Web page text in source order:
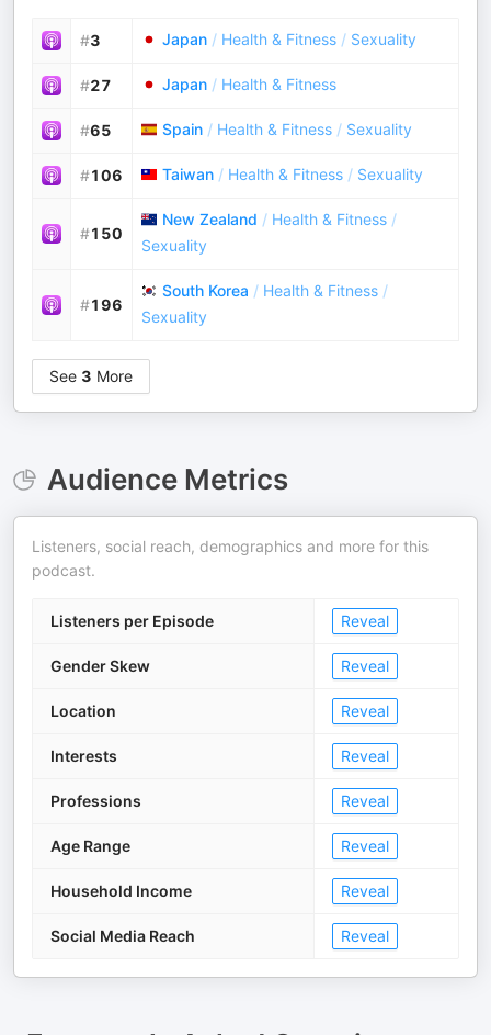
#3 Japan / Health & Fitness / Sexuality
#27 Japan / Health & Fitness
#65 Spain / Health & Fitness / Sexuality
#106 Taiwan / Health & Fitness / Sexuality
#150
New Zealand / Health & Fitness /
Sexuality
#196
South Korea / Health & Fitness /
Sexuality
See 3 More
Audience Metrics
Listeners, social reach, demographics and more for this
podcast.
Listeners per Episode Reveal
Gender Skew Reveal
Location Reveal
Interests Reveal
Professions Reveal
Age Range Reveal
Household Income Reveal
Social Media Reach Reveal